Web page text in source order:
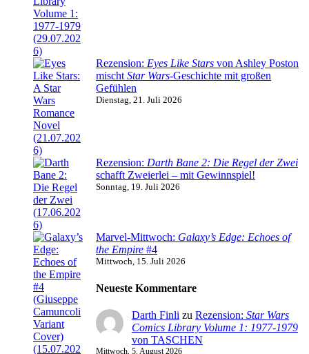
Rezension: Eyes Like Stars von Ashley Poston
mischt Star Wars-Geschichte mit großen
Gefühlen
Dienstag, 21. Juli 2026
Rezension: Darth Bane 2: Die Regel der Zwei
schafft Zweierlei – mit Gewinnspiel!
Sonntag, 19. Juli 2026
Marvel-Mittwoch: Galaxy’s Edge: Echoes of
the Empire #4
Mittwoch, 15. Juli 2026
Neueste Kommentare
Darth Finli zu Rezension: Star Wars
Comics Library Volume 1: 1977-1979
von TASCHEN
Mittwoch, 5. August 2026